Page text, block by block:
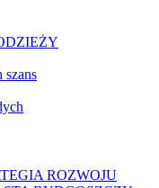
szans
ROZWOJU